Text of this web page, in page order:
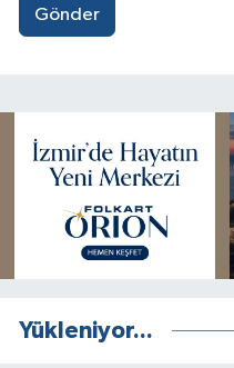
Gönder
Yükleniyor...